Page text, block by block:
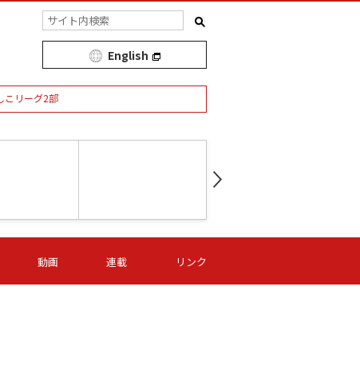
English
こリーグ2部
09/06 (日) 15:00
-
第16節 09/06 (日) 15:00
- -
動画 連載 リンク